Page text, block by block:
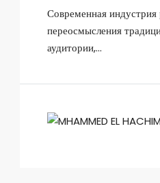
Современная
переосмысления
аудитории,...